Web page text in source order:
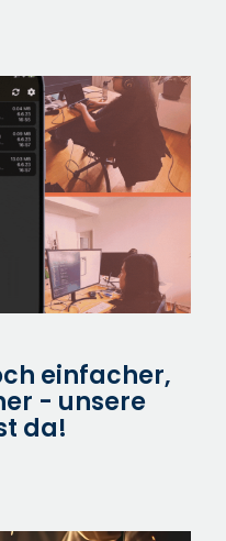
einfacher,
- unsere
da!